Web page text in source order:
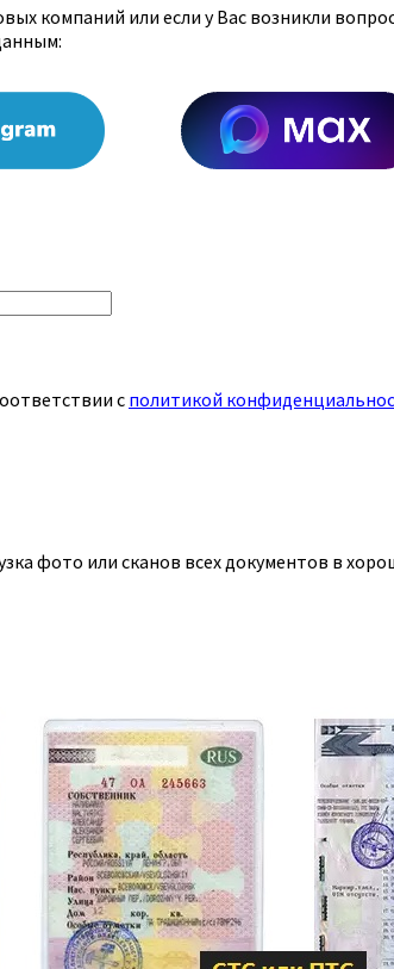
компаний или если у Вас возникли
сполитикой
фото или сканов всех документов в